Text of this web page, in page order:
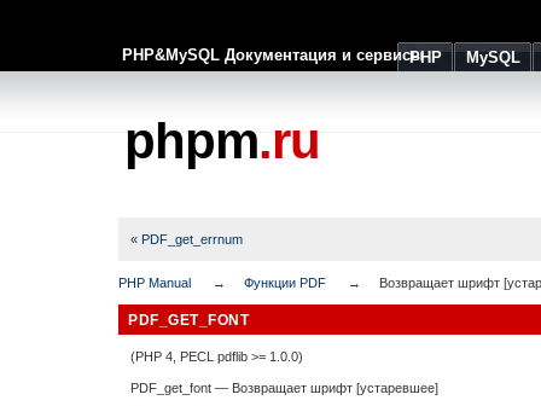
PHP&MySQL Документация и сервисыPHP MySQL
phpm.ru
« PDF_get_errnum
PHP Manual Функции PDF Возвращает шрифт
PDF_GET_FONT
(PHP 4, PECL pdflib >= 1.0.0)
PDF_get_font — Возвращает шрифт [устаревшее]